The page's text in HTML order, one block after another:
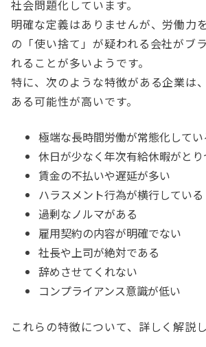
社会問題化しています。
明確な定義はありませんが、労働力
の「使い捨て」が疑われる会社がブ
れることが多いようです。
特に、次のような特徴がある企業は
ある可能性が高いです。
極端な長時間労働が常態化してい
休日が少なく年次有給休暇がと
賃金の不払いや遅延が多い
ハラスメント行為が横行している
過剰なノルマがある
雇用契約の内容が明確でない
社長や上司が絶対である
辞めさせてくれない
コンプライアンス意識が低い
これらの特徴について、詳しく解説し